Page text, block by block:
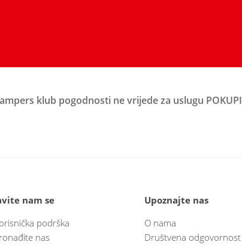
klub pogodnosti ne vrijede za uslugu POKUPI
nam se
podrška
nas
Upoznajte nas
O nama
Društvena odgovornost